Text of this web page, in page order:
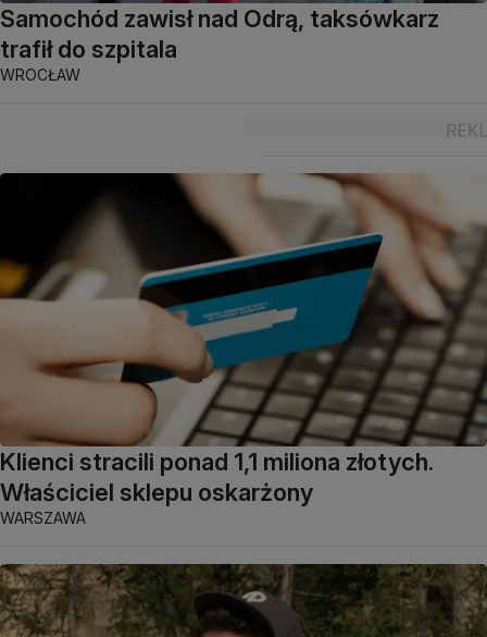
Samochód zawisł nad Odrą, taksówkarz
trafił do szpitala
WROCŁAW
Klienci stracili ponad 1,1 miliona złotych.
Właściciel sklepu oskarżony
WARSZAWA